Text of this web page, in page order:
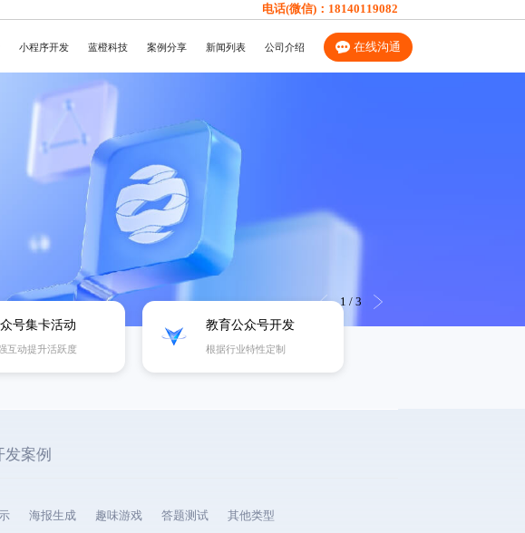
电话(微信)： 18140119082
小程序开发 蓝橙科技 案例分享 新闻列表 公司介绍 在线沟通
2 / 3
号集卡活动
互动提升活跃度
教育公众号开发
根据行业特性定制
发案例
海报生成 趣味游戏 答题测试 其他类型